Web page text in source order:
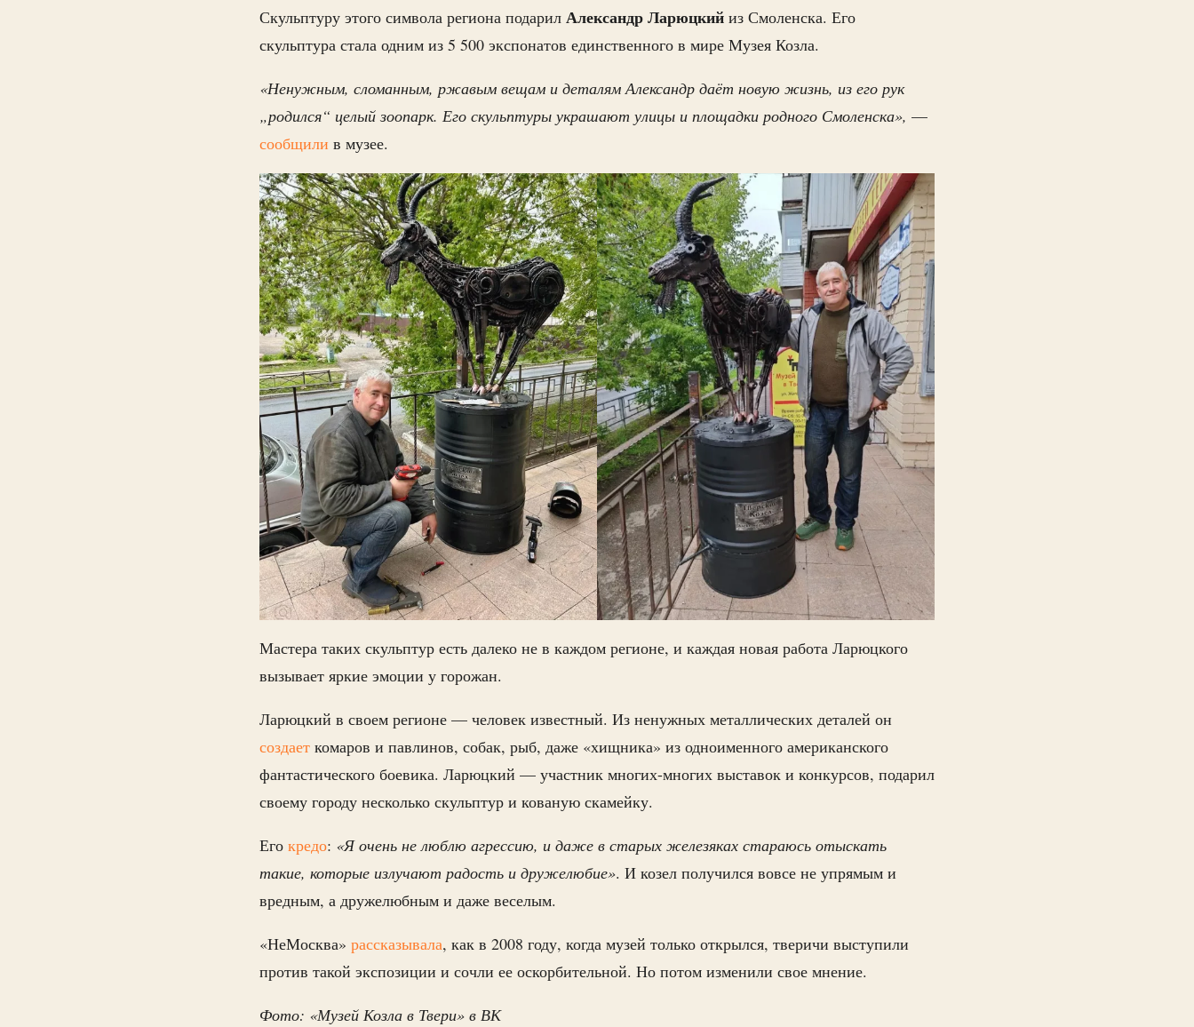
Скульптуру этого символа региона подарил Александр Ларюцкий из Смоленска. Его
скульптура стала одним из 5 500 экспонатов единственного в мире Музея Козла.
«Ненужным, сломанным, ржавым вещам и деталям Александр даёт новую жизнь, из его рук
„родился“ целый зоопарк. Его скульптуры украшают улицы и площадки родного Смоленска», —
сообщили в музее.
Мастера таких скульптур есть далеко не в каждом регионе, и каждая новая работа Ларюцкого
вызывает яркие эмоции у горожан.
Ларюцкий в своем регионе — человек известный. Из ненужных металлических деталей он
создает комаров и павлинов, собак, рыб, даже «хищника» из одноименного американского
фантастического боевика. Ларюцкий — участник многих-многих выставок и конкурсов, подарил
своему городу несколько скульптур и кованую скамейку.
Его кредо: «Я очень не люблю агрессию, и даже в старых железяках стараюсь отыскать
такие, которые излучают радость и дружелюбие». И козел получился вовсе не упрямым и
вредным, а дружелюбным и даже веселым.
«НеМосква» рассказывала, как в 2008 году, когда музей только открылся, тверичи выступили
против такой экспозиции и сочли ее оскорбительной. Но потом изменили свое мнение.
Фото: «Музей Козла в Твери» в ВК